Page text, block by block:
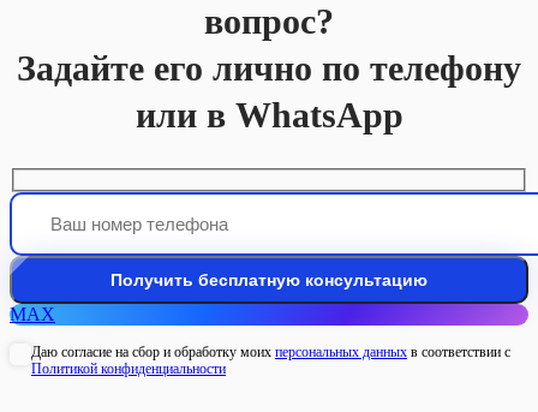
вопрос?
Задайте его лично по телефону
или в WhatsApp
MAX
Даю согласие на сбор и обработку моих персональных данных в соответствии с
Политикой конфиденциальности